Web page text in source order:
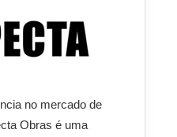
no mercado de
Obras é uma